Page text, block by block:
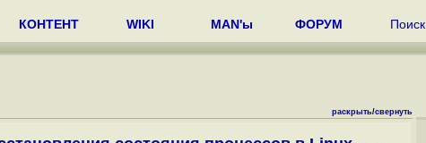
КОНТЕНТ WIKI MAN'ы ФОРУМ Поиск
раскрыть/свернуть